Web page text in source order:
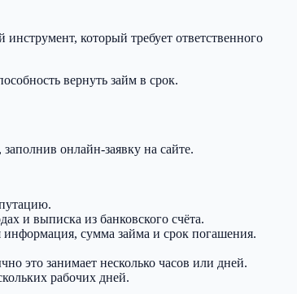
который требует ответственного
вернуть займ в срок.
онлайн-заявку на сайте.
и выписка из банковского счёта.
информация, сумма займа и срок погашения.
это занимает несколько часов или дней.
рабочих дней.